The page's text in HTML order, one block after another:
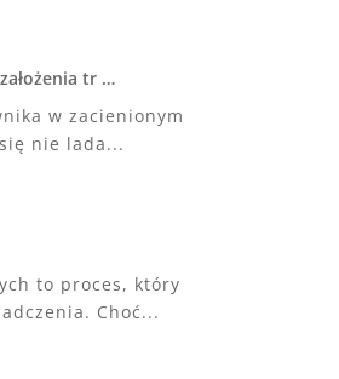
tr …
w zacienionym
nie lada...
to proces, który
Choć...